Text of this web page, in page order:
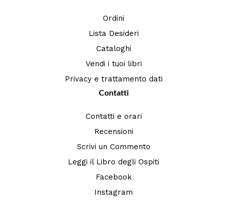
Ordini
Lista Desideri
Cataloghi
Vendi i tuoi libri
Privacy e trattamento dati
Contatti
Contatti e orari
Recensioni
Scrivi un Commento
Leggi il Libro degli Ospiti
Facebook
Instagram